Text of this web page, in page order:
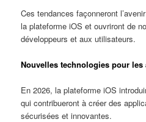
Ces tendances façonneront
la plateforme iOS et ouvriront de
développeurs et aux utilisateurs.
Nouvelles technologies pour
En 2026, la plateforme iOS
qui contribueront à créer des
sécurisées et innovantes.